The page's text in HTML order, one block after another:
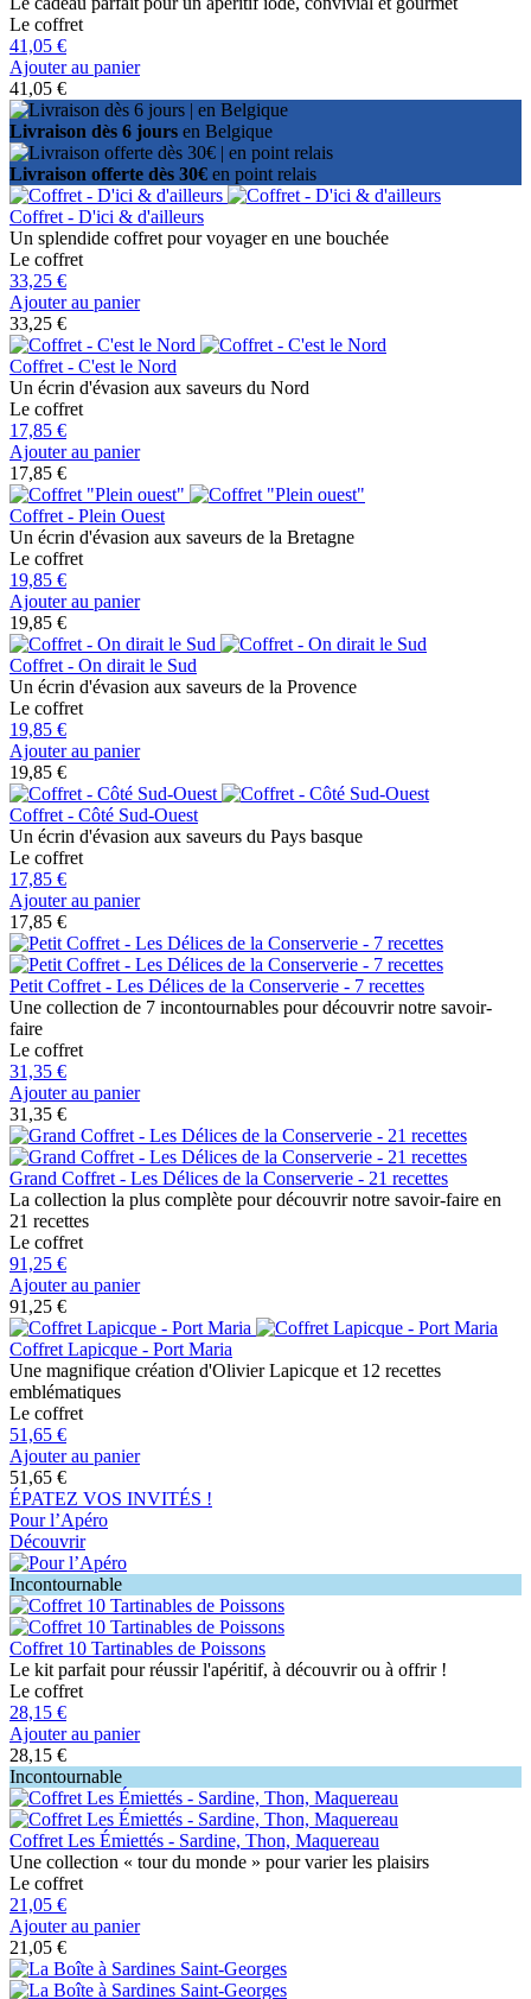
Le coffret
41,05 €
Ajouter au panier
41,05 €
Livraison dès 6 jours en Belgique
Livraison offerte dès 30€ en point relais
Coffret - D'ici & d'ailleurs
Un splendide coffret pour voyager en une bouchée
Le coffret
33,25 €
Ajouter au panier
33,25 €
Coffret - C'est le Nord
Un écrin d'évasion aux saveurs du Nord
Le coffret
17,85 €
Ajouter au panier
17,85 €
Coffret - Plein Ouest
Un écrin d'évasion aux saveurs de la Bretagne
Le coffret
19,85 €
Ajouter au panier
19,85 €
Coffret - On dirait le Sud
Un écrin d'évasion aux saveurs de la Provence
Le coffret
19,85 €
Ajouter au panier
19,85 €
Coffret - Côté Sud-Ouest
Un écrin d'évasion aux saveurs du Pays basque
Le coffret
17,85 €
Ajouter au panier
17,85 €
Petit Coffret - Les Délices de la Conserverie - 7 recettes
Une collection de 7 incontournables pour découvrir notre savoir-
faire
Le coffret
31,35 €
Ajouter au panier
31,35 €
Grand Coffret - Les Délices de la Conserverie - 21 recettes
La collection la plus complète pour découvrir notre savoir-faire en
21 recettes
Le coffret
91,25 €
Ajouter au panier
91,25 €
Coffret Lapicque - Port Maria
Une magnifique création d'Olivier Lapicque et 12 recettes
emblématiques
Le coffret
51,65 €
Ajouter au panier
51,65 €
ÉPATEZ VOS INVITÉS !
Pour l’Apéro
Découvrir
Incontournable
Coffret 10 Tartinables de Poissons
Le kit parfait pour réussir l'apéritif, à découvrir ou à offrir !
Le coffret
28,15 €
Ajouter au panier
28,15 €
Incontournable
Coffret Les Émiettés - Sardine, Thon, Maquereau
Une collection « tour du monde » pour varier les plaisirs
Le coffret
21,05 €
Ajouter au panier
21,05 €